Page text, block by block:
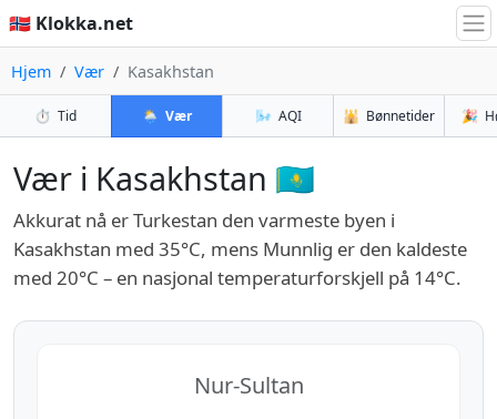
🇳🇴 Klokka.net
Hjem Vær Kasakhstan
⏱️ Tid 🌦️ Vær 🌬️ AQI 🕌 Bønnetider 🎉
Vær i Kasakhstan 🇰🇿
Akkurat nå er Turkestan den varmeste byen i
Kasakhstan med 35°C, mens Munnlig er den kaldeste
med 20°C – en nasjonal temperaturforskjell på 14°C.
Nur-Sultan